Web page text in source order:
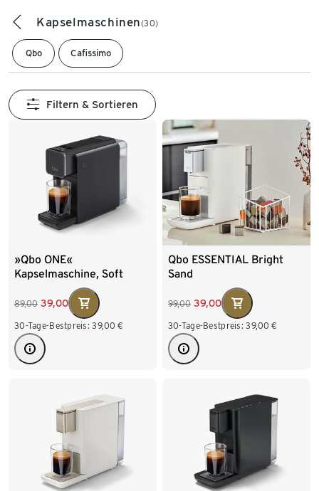
Kapselmaschinen(30)
Qbo Cafissimo
Filtern & Sortieren
»Qbo ONE«
Kapselmaschine, Soft
89,00 39,00
30-Tage-Bestpreis: 39,00 €
Qbo ESSENTIAL Bright
Sand
99,00 39,00
30-Tage-Bestpreis: 39,00 €